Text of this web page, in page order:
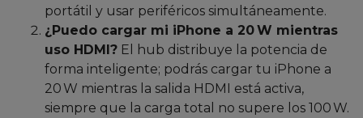
portátil y usar periféricos simultáneamente.
¿Puedo cargar mi iPhone a 20 W mientras
uso HDMI? El hub distribuye la potencia de
forma inteligente; podrás cargar tu iPhone a
20 W mientras la salida HDMI está activa,
siempre que la carga total no supere los 100 W.